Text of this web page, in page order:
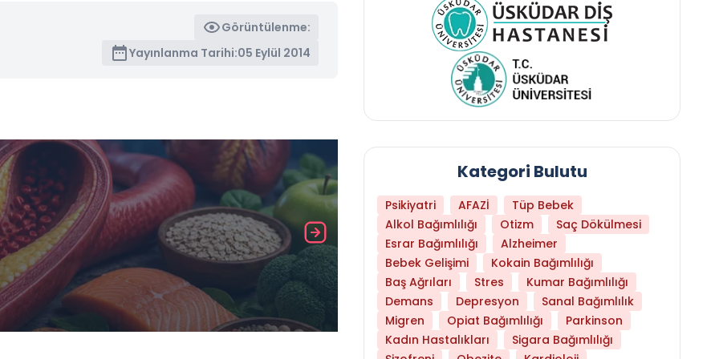
Görüntülenme:
Yayınlanma Tarihi:05 Eylül 2014
Daha Az Protein Tüketmek Yaşlanmayı
Kategori Bulutu
Psikiyatri AFAZİ
Tüp Bebek
Alkol Bağımlılığı
Otizm
Saç Dökülmesi
Esrar Bağımlılığı
Alzheimer
Bebek Gelişimi
Kokain Bağımlılığı
Baş Ağrıları
Stres
Kumar Bağımlılığı
Demans
Depresyon
Sanal Bağımlılık
Migren
Opiat Bağımlılığı
Parkinson
Kadın Hastalıkları
Sigara Bağımlılığı